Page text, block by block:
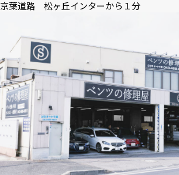
京葉道路 松ヶ丘インターから１分